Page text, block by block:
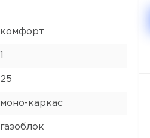
комфорт
25
моно-каркас
газоблок